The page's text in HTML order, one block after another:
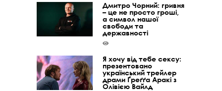
Дмитро Чорний: гривня
– це не просто гроші,
а символ нашої
свободи та
державності
Я хочу від тебе сексу:
презентовано
український трейлер
драми Ґреґґа Аракі з
Олівією Вайлд